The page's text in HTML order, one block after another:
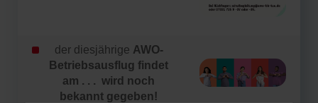
der diesjährige AWO-
Betriebsausflug findet
am . . . wird noch
bekannt gegeben!